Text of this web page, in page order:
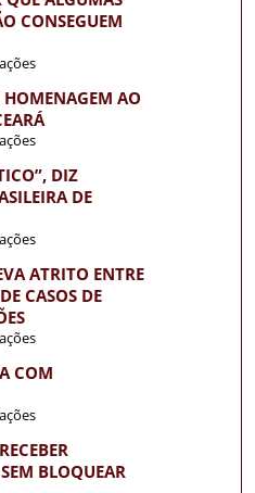
CONSEGUEM
HOMENAGEM AO
DIZ
DE
ATRITO ENTRE
CASOS DE
COM
BLOQUEAR